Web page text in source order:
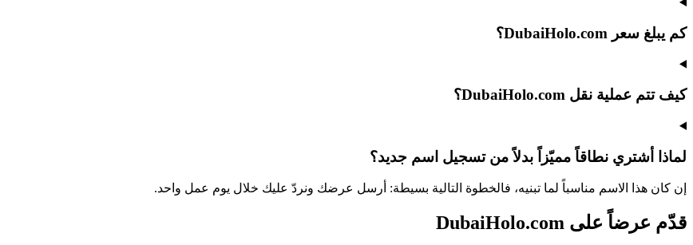
كم يبلغ سعر DubaiHolo.com؟
كيف تتم عملية نقل DubaiHolo.com؟
لماذا أشتري نطاقاً مميّزاً بدلاً من تسجيل اسم جديد؟
إن كان هذا الاسم مناسباً لما تبنيه، فالخطوة التالية بسيطة: أرسل عرضك ونردّ عليك خلال يوم عمل واحد.
قدّم عرضاً على DubaiHolo.com